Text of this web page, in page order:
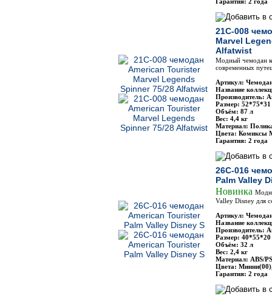
21C-008
Marvel
Alfatwist
Модный чемодан
современных
Артикул:
Название
Производитель:
Размер: 52*75*31
Объём: 87 л
Вес: 4,4 кг
Материал:
Цвета: Комиксы
Гарантия: 2 года
26C-016
Palm Valley
Новинка
Valley Disney для
Артикул:
Название
Производитель:
Размер: 40*55*20
Объём: 32 л
Вес: 2,4 кг
Материал: ABS/PS
Цвета:
Гарантия: 2 года